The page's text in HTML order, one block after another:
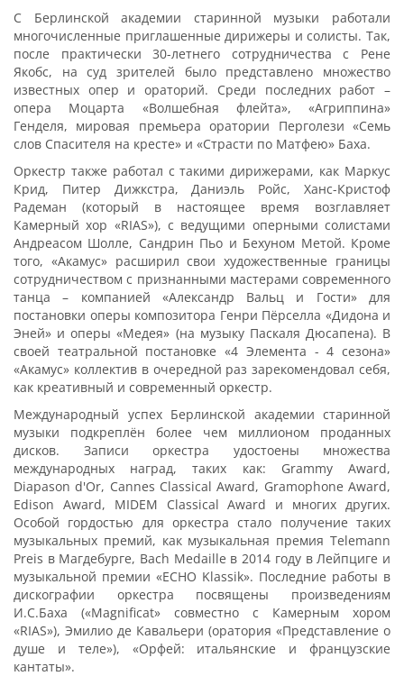
С Берлинской академии старинной музыки работали
многочисленные приглашенные дирижеры и солисты. Так,
после практически 30-летнего сотрудничества с Рене
Якобс, на суд зрителей было представлено множество
известных опер и ораторий. Среди последних работ –
опера Моцарта «Волшебная флейта», «Агриппина»
Генделя, мировая премьера оратории Перголези «Семь
слов Спасителя на кресте» и «Страсти по Матфею» Баха.
Оркестр также работал с такими дирижерами, как Маркус
Крид, Питер Дижкстра, Даниэль Ройс, Ханс-Кристоф
Радеман (который в настоящее время возглавляет
Камерный хор «RIAS»), с ведущими оперными солистами
Андреасом Шолле, Сандрин Пьо и Бехуном Метой. Кроме
того, «Акамус» расширил свои художественные границы
сотрудничеством с признанными мастерами современного
танца – компанией «Александр Вальц и Гости» для
постановки оперы композитора Генри Пёрселла «Дидона и
Эней» и оперы «Медея» (на музыку Паскаля Дюсапена). В
своей театральной постановке «4 Элемента - 4 сезона»
«Акамус» коллектив в очередной раз зарекомендовал себя,
как креативный и современный оркестр.
Международный успех Берлинской академии старинной
музыки подкреплён более чем миллионом проданных
дисков. Записи оркестра удостоены множества
международных наград, таких как: Grammy Award,
Diapason d'Or, Cannes Classical Award, Gramophone Award,
Edison Award, MIDEM Classical Award и многих других.
Особой гордостью для оркестра стало получение таких
музыкальных премий, как музыкальная премия Telemann
Preis в Магдебурге, Bach Medaille в 2014 году в Лейпциге и
музыкальной премии «ECHO Klassik». Последние работы в
дискографии оркестра посвящены произведениям
И.С.Баха («Magnificat» совместно с Камерным хором
«RIAS»), Эмилио де Кавальери (оратория «Представление о
душе и теле»), «Орфей: итальянские и французские
кантаты».